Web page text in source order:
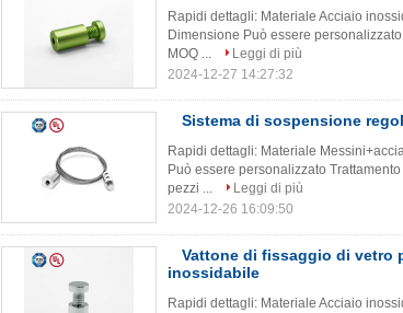
Rapidi dettagli: Materiale Acciaio
Dimensione Può essere
MOQ ...
Leggi di più
2024-12-27 14:27:32
Sistema di sospensione
Rapidi dettagli: Materiale
Può essere personalizzato
pezzi ...
Leggi di più
2024-12-26 16:09:50
Vattone di fissaggio di vetro
inossidabile
Rapidi dettagli: Materiale Acciaio